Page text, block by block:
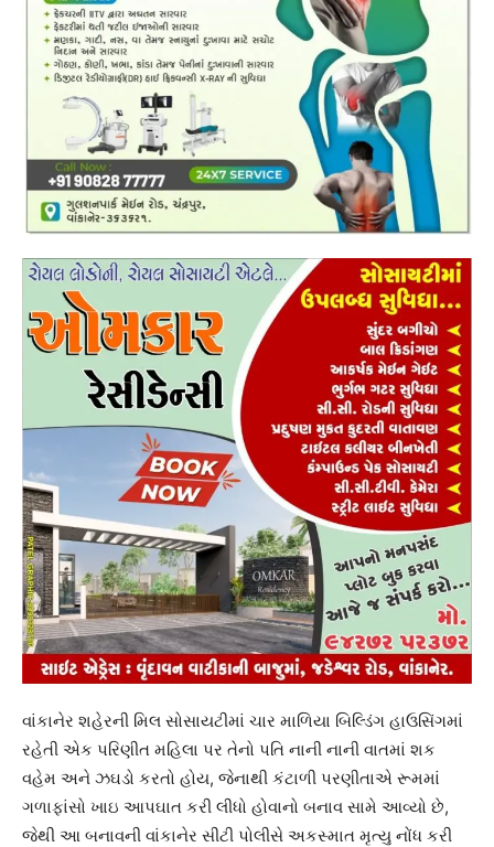
વાંકાનેર શહેરની મિલ સોસાયટીમાં ચાર માળિયા બિલ્ડિંગ હાઉસિંગમાં
રહેતી એક પરિણીત મહિલા પર તેનો પતિ નાની નાની વાતમાં શક
વહેમ અને ઝઘડો કરતો હોય, જેનાથી કંટાળી પરણીતાએ રૂમમાં
ગળાફાંસો ખાઇ આપઘાત કરી લીધો હોવાનો બનાવ સામે આવ્યો છે,
જેથી આ બનાવની વાંકાનેર સીટી પોલીસે અકસ્માત મૃત્યુ નોંધ કરી